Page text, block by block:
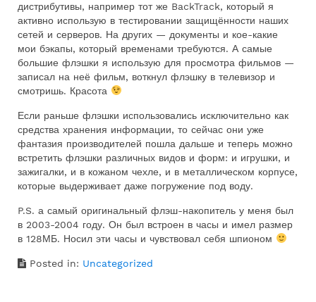
дистрибутивы, например тот же BackTrack, который я
активно использую в тестировании защищённости наших
сетей и серверов. На других — документы и кое-какие
мои бэкапы, который временами требуются. А самые
большие флэшки я использую для просмотра фильмов —
записал на неё фильм, воткнул флэшку в телевизор и
смотришь. Красота
Если раньше флэшки использовались исключительно как
средства хранения информации, то сейчас они уже
фантазия производителей пошла дальше и теперь можно
встретить флэшки различных видов и форм: и игрушки, и
зажигалки, и в кожаном чехле, и в металлическом корпусе,
которые выдерживает даже погружение под воду.
P.S. а самый оригинальный флэш-накопитель у меня был
в 2003-2004 году. Он был встроен в часы и имел размер
в 128МБ. Носил эти часы и чувствовал себя шпионом
Posted in: Uncategorized